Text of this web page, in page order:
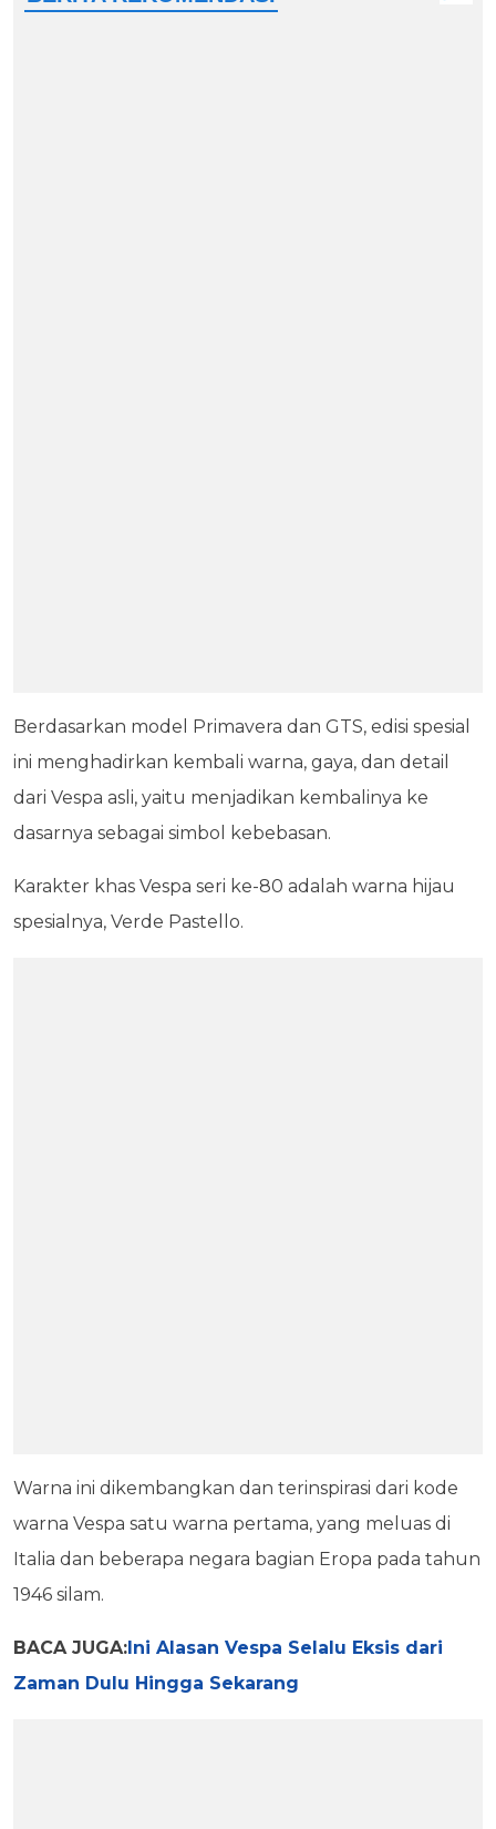
Berdasarkan model Primavera dan GTS, edisi spesial
ini menghadirkan kembali warna, gaya, dan detail
dari Vespa asli, yaitu menjadikan kembalinya ke
dasarnya sebagai simbol kebebasan.
Karakter khas Vespa seri ke-80 adalah warna hijau
spesialnya, Verde Pastello.
Warna ini dikembangkan dan terinspirasi dari kode
warna Vespa satu warna pertama, yang meluas di
Italia dan beberapa negara bagian Eropa pada tahun
1946 silam.
BACA JUGA: Ini Alasan Vespa Selalu Eksis dari
Zaman Dulu Hingga Sekarang